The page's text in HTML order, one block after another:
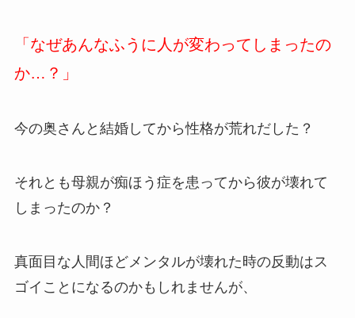
「なぜあんなふうに人が変わってしまったの
か…？」
今の奥さんと結婚してから性格が荒れだした？
それとも母親が痴ほう症を患ってから彼が壊れて
しまったのか？
真面目な人間ほどメンタルが壊れた時の反動はス
ゴイことになるのかもしれませんが、